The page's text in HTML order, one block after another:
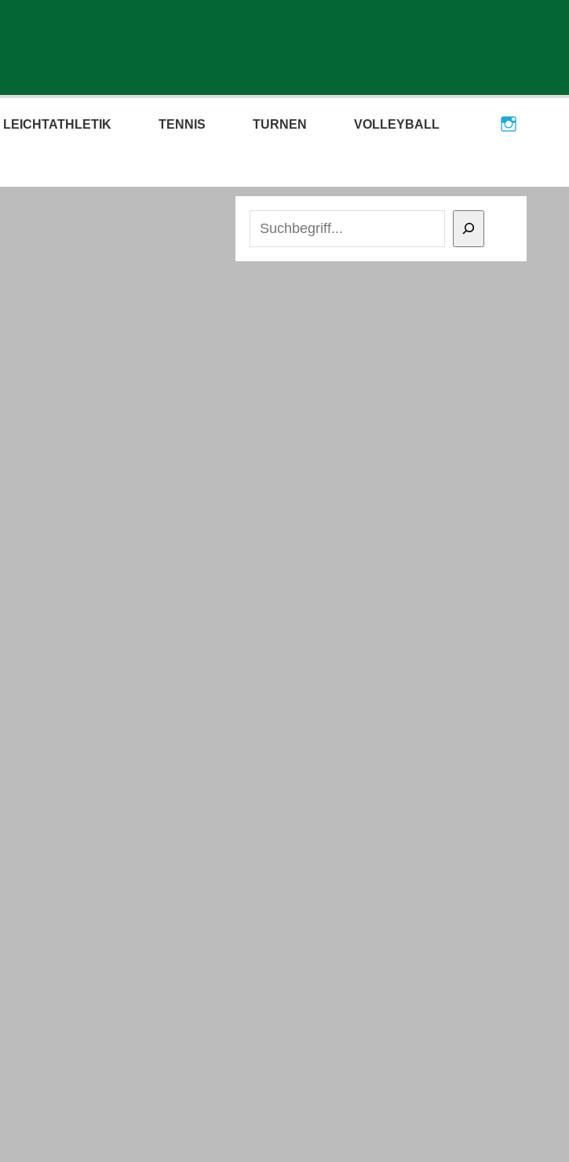
LEICHTATHLETIK TENNIS TURNEN VOLLEYBALL
Suchen